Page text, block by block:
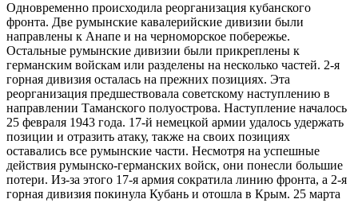
Одновременно происходила реорганизация кубанского
фронта. Две румынские кавалерийские дивизии были
направлены к Анапе и на черноморское побережье.
Остальные румынские дивизии были прикреплены к
германским войскам или разделены на несколько частей. 2-я
горная дивизия осталась на прежних позициях. Эта
реорганизация предшествовала советскому наступлению в
направлении Таманского полуострова. Наступление началось
25 февраля 1943 года. 17-й немецкой армии удалось удержать
позиции и отразить атаку, также на своих позициях
оставались все румынские части. Несмотря на успешные
действия румынско-германских войск, они понесли большие
потери. Из-за этого 17-я армия сократила линию фронта, а 2-я
горная дивизия покинула Кубань и отошла в Крым. 25 марта